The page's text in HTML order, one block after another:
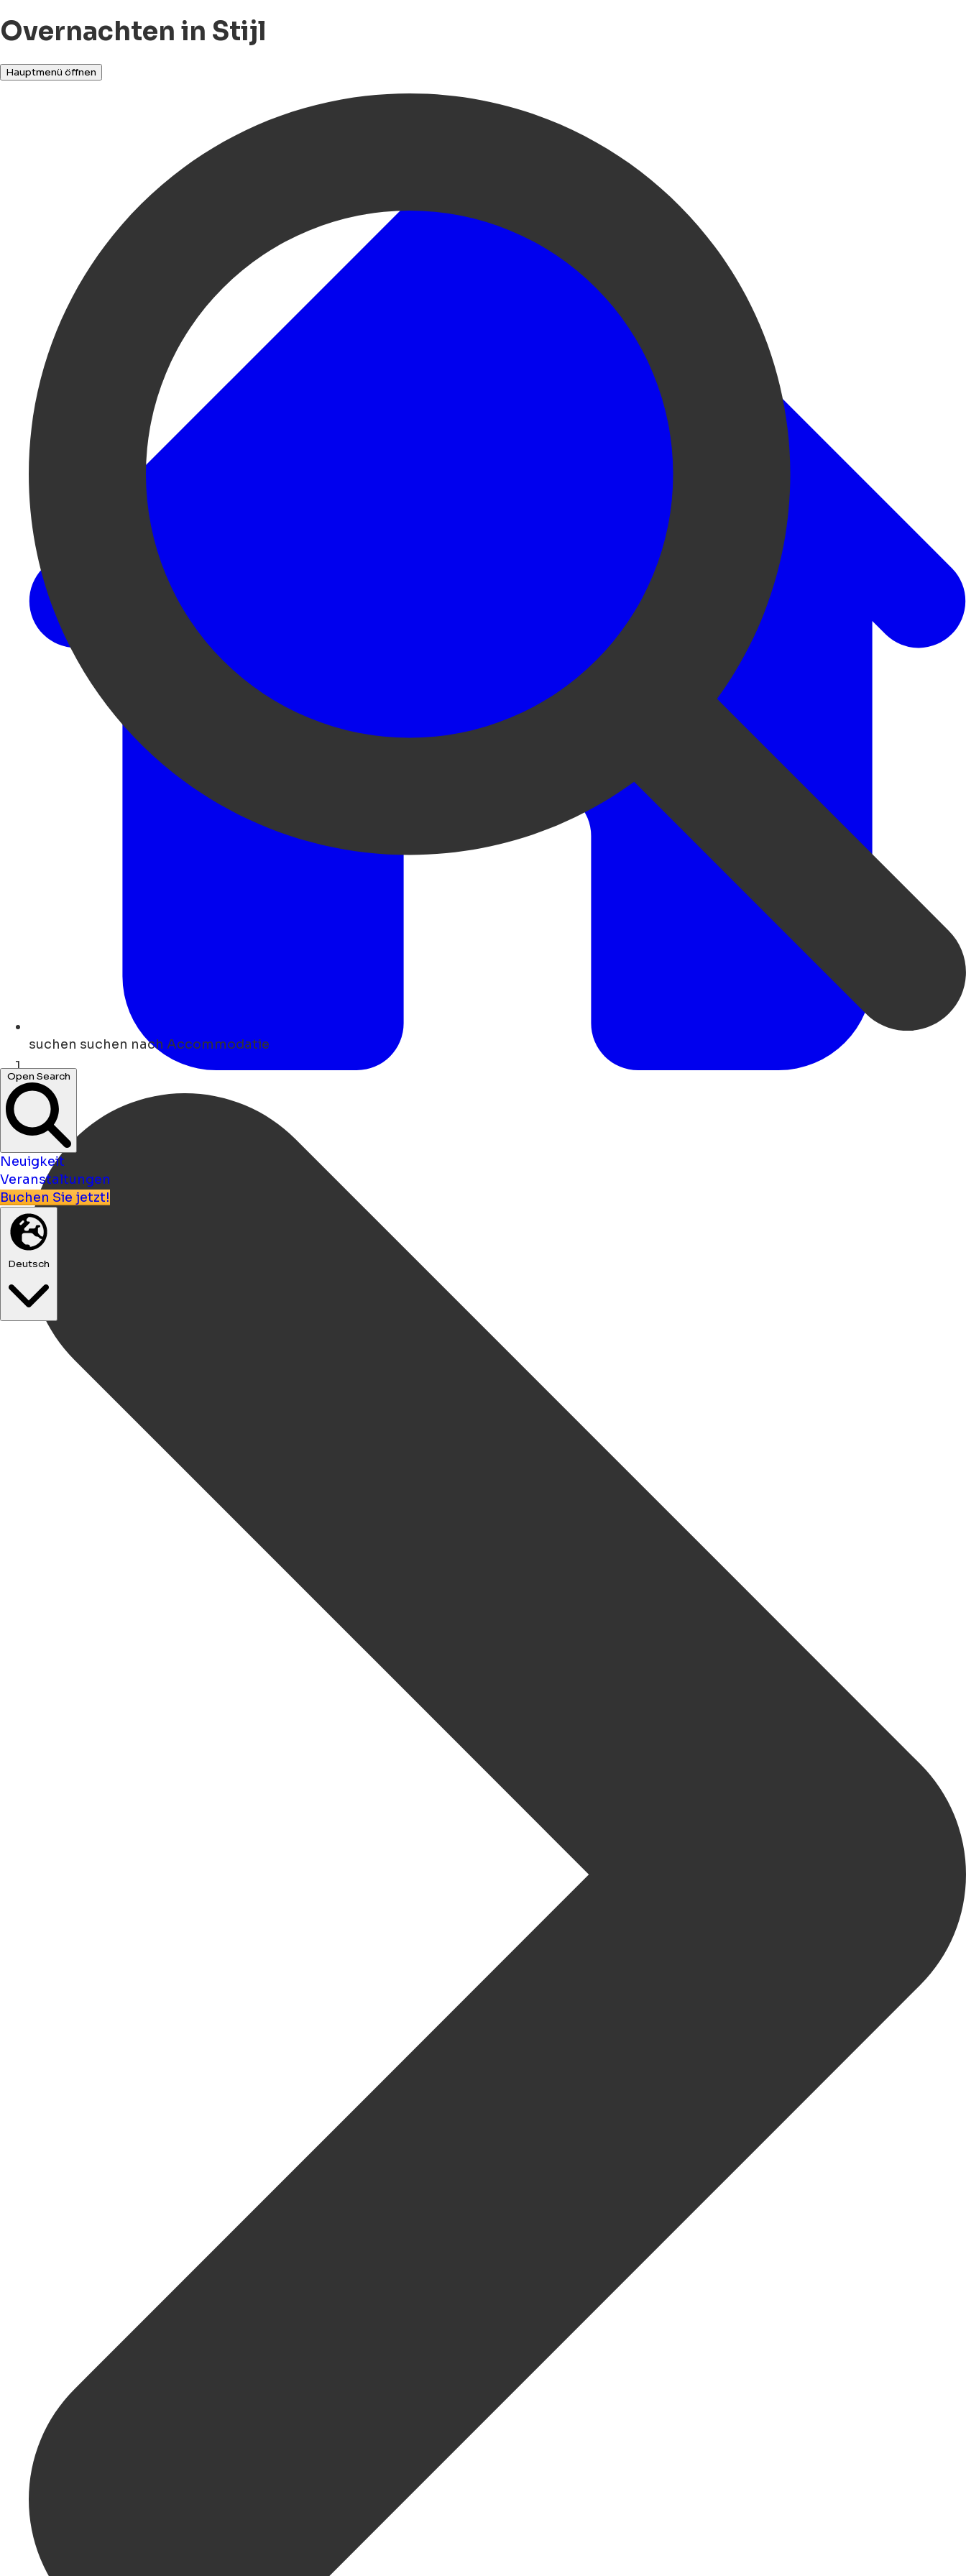
Overnachten in Stijl
Hauptmenü öffnen
suchen suchen nach Accommodatie
Open Search
Neuigkeit
Veranstaltungen
Buchen Sie jetzt!
Deutsch
Heim